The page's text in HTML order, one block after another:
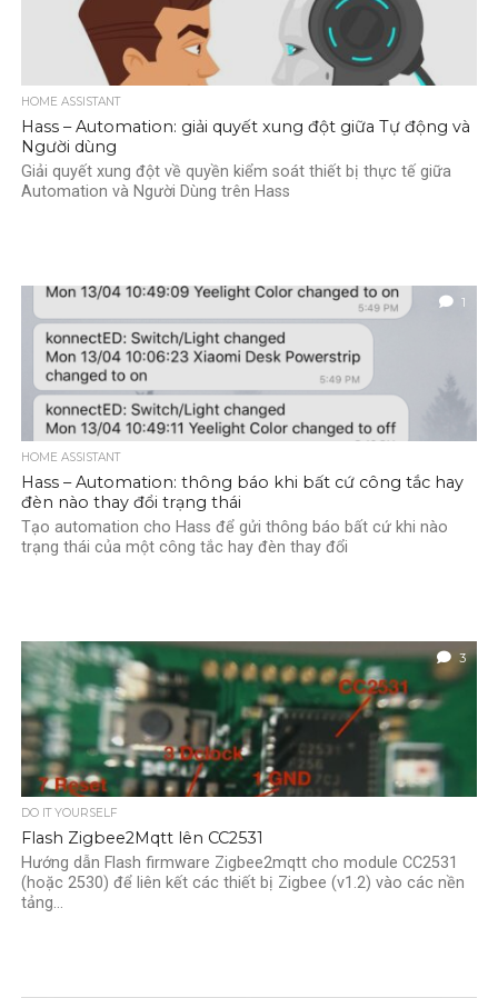
HOME ASSISTANT
Hass – Automation: giải quyết xung đột giữa Tự động và
Người dùng
Giải quyết xung đột về quyền kiểm soát thiết bị thực tế giữa
Automation và Người Dùng trên Hass
1
HOME ASSISTANT
Hass – Automation: thông báo khi bất cứ công tắc hay
đèn nào thay đổi trạng thái
Tạo automation cho Hass để gửi thông báo bất cứ khi nào
trạng thái của một công tắc hay đèn thay đổi
3
DO IT YOURSELF
Flash Zigbee2Mqtt lên CC2531
Hướng dẫn Flash firmware Zigbee2mqtt cho module CC2531
(hoặc 2530) để liên kết các thiết bị Zigbee (v1.2) vào các nền
tảng...